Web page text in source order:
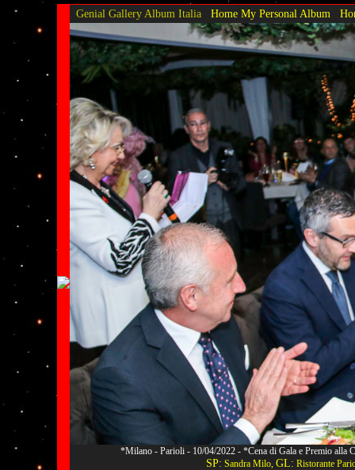
Genial Gallery Album Italia Home My Personal Album
*Milano - Parioli - 10/04/2022 - *Cena di Gala e Premio
SP: Sandra Milo, GL: Ristorante